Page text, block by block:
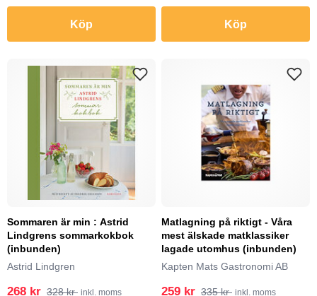
Köp Köp
Sommaren är min : Astrid
Lindgrens sommarkokbok
(inbunden)
Astrid Lindgren
268 kr 328 kr inkl. moms
Matlagning på riktigt - Våra
mest älskade matklassiker
lagade utomhus (inbunden)
Kapten Mats Gastronomi AB
259 kr 335 kr inkl. moms